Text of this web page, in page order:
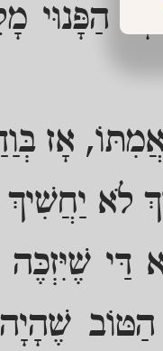
הַפָּנוּי
אָז
לֹא
דַּי